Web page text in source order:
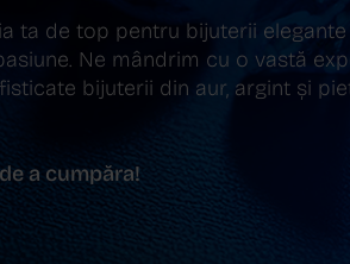
ta de top pentru bijuterii
Ne mândrim cu o vastă
bijuterii din aur, argint și
a cumpăra!